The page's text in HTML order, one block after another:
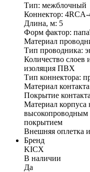
Тип: межблочный
Коннектор:
Длина, м: 5
Форм фактор:
Материал
Тип проводника:
Количество слоев
изоляция ПВХ
Тип коннектора:
Материал
Покрытие
Материал корпуса
покрытием
Внешняя оплетка
Бренд
KICX
В наличии
Да